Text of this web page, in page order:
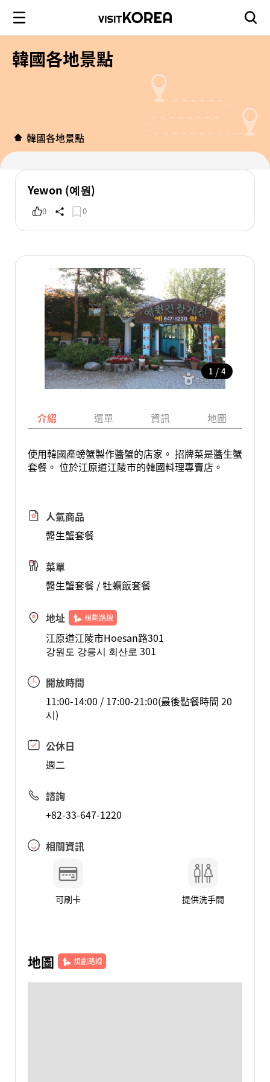
韓國各地景點
韓國各地景點
Yewon (예원)
0 0
1 / 4
介紹 選單 資訊 地圖
使用韓國產螃蟹製作醬蟹的店家。 招牌菜是醬生蟹
套餐。 位於江原道江陵市的韓國料理專賣店。
人氣商品
醬生蟹套餐
菜單
醬生蟹套餐 / 牡蠣飯套餐
地址 規劃路線
江原道江陵市Hoesan路301
강원도 강릉시 회산로 301
開放時間
11:00-14:00 / 17:00-21:00(最後點餐時間 20
시)
公休日
週二
諮詢
+82-33-647-1220
相關資訊
可刷卡 提供洗手間
地圖 規劃路線